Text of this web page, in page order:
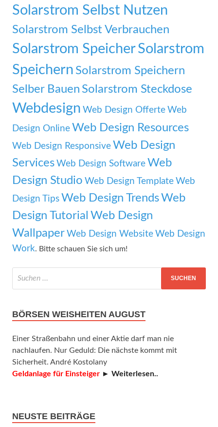
Solarstrom Selbst Nutzen
Solarstrom Selbst Verbrauchen
Solarstrom SpeicherSolarstrom
Speichern Solarstrom Speichern
Selber Bauen Solarstrom Steckdose
Webdesign Web Design Offerte Web
Design Online Web Design Resources
Web Design Responsive Web Design
Services Web Design Software Web
Design Studio Web Design Template Web
Design Tips Web Design TrendsWeb
Design Tutorial Web Design
Wallpaper Web Design Website Web Design
Work. Bitte schauen Sie sich um!
BÖRSEN WEISHEITEN AUGUST
Einer Straßenbahn und einer Aktie darf man nie
nachlaufen. Nur Geduld: Die nächste kommt mit
Sicherheit. André Kostolany
Geldanlage für Einsteiger ► Weiterlesen..
NEUSTE BEITRÄGE